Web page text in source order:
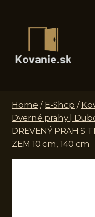
Home / E-Shop /
Dverné prahy |
DREVENÝ PRAH S
ZEM 10 cm, 140 cm